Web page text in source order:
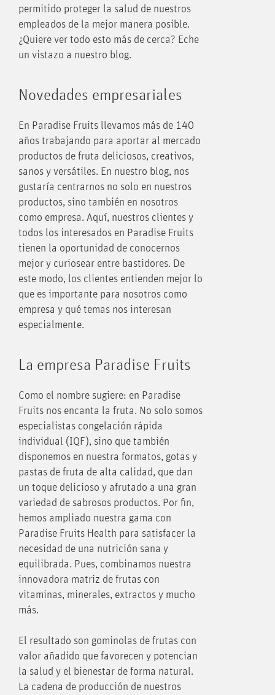
permitido proteger la salud de nuestros
empleados de la mejor manera posible.
¿Quiere ver todo esto más de cerca? Eche
un vistazo a nuestro blog.
Novedades empresariales
En Paradise Fruits llevamos más de 140
años trabajando para aportar al mercado
productos de fruta deliciosos, creativos,
sanos y versátiles. En nuestro blog, nos
gustaría centrarnos no solo en nuestros
productos, sino también en nosotros
como empresa. Aquí, nuestros clientes y
todos los interesados en Paradise Fruits
tienen la oportunidad de conocernos
mejor y curiosear entre bastidores. De
este modo, los clientes entienden mejor lo
que es importante para nosotros como
empresa y qué temas nos interesan
especialmente.
La empresa Paradise Fruits
Como el nombre sugiere: en Paradise
Fruits nos encanta la fruta. No solo somos
especialistas congelación rápida
individual (IQF), sino que también
disponemos en nuestra formatos, gotas y
pastas de fruta de alta calidad, que dan
un toque delicioso y afrutado a una gran
variedad de sabrosos productos. Por fin,
hemos ampliado nuestra gama con
Paradise Fruits Health para satisfacer la
necesidad de una nutrición sana y
equilibrada. Pues, combinamos nuestra
innovadora matriz de frutas con
vitaminas, minerales, extractos y mucho
más.
El resultado son gominolas de frutas con
valor añadido que favorecen y potencian
la salud y el bienestar de forma natural.
La cadena de producción de nuestros